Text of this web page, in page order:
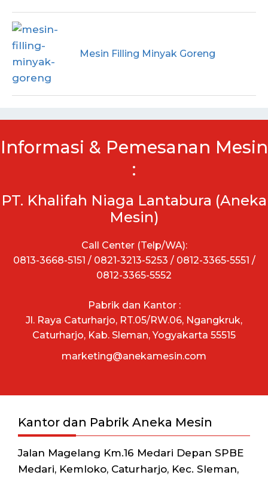
Mesin Filling Minyak Goreng
Informasi & Pemesanan Mesin
:
PT. Khalifah Niaga Lantabura (Aneka
Mesin)
Call Center (Telp/WA):
0813-3668-5151 / 0821-3213-5253 / 0812-3365-5551 /
0812-3365-5552
Pabrik dan Kantor :
Jl. Raya Caturharjo, RT.05/RW.06, Ngangkruk,
Caturharjo, Kab. Sleman, Yogyakarta 55515
marketing@anekamesin.com
Kantor dan Pabrik Aneka Mesin
Jalan Magelang Km.16 Medari Depan SPBE
Medari, Kemloko, Caturharjo, Kec. Sleman,